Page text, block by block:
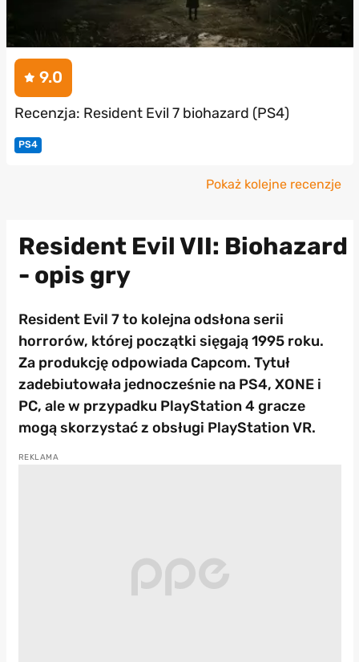
9.0
Recenzja: Resident Evil 7 biohazard (PS4)
PS4
Pokaż kolejne recenzje
Resident Evil VII: Biohazard
- opis gry
Resident Evil 7 to kolejna odsłona serii
horrorów, której początki sięgają 1995 roku.
Za produkcję odpowiada Capcom. Tytuł
zadebiutowała jednocześnie na PS4, XONE i
PC, ale w przypadku PlayStation 4 gracze
mogą skorzystać z obsługi PlayStation VR.